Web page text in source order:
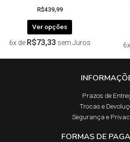
R$439,99
Ver opções
6x de R$73,33 sem Juros
Prazos de
Trocas e
Segurança e
FORMAS DE